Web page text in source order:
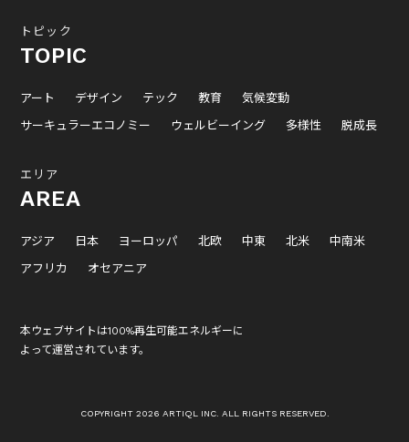
トピック
TOPIC
アート デザイン テック 教育
気候変動
サーキュラーエコノミー
ウェルビーイング 多様性 脱成長
エリア
AREA
アジア 日本 ヨーロッパ 北欧 中東 北米
中南米
アフリカ
オセアニア
本ウェブサイトは100%再生可能エネルギーに
よって運営されています。
COPYRIGHT 2026 ARTIQL INC. ALL RIGHTS RESERVED.